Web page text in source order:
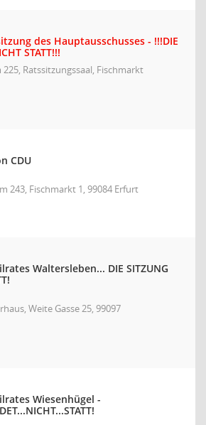
des Hauptausschusses - !!!DIE
STATT!!!
Ratssitzungssaal, Fischmarkt
CDU
243, Fischmarkt 1, 99084 Erfurt
Waltersleben... DIE SITZUNG
Weite Gasse 25, 99097
Wiesenhügel -